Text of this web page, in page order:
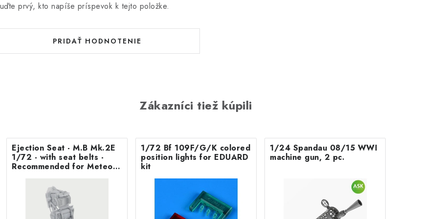
prvý, kto napíše príspevok k tejto položke.
PRIDAŤ HODNOTENIE
Zákazníci tiež kúpili
Ejection Seat - M.B Mk.2E
1/72 - with seat belts -
Recommended for Meteor
1/72 Bf 109F/G/K colored
position lights for EDUARD
kit
1/24 Spandau 08/15 WWI
machine gun, 2 pc.